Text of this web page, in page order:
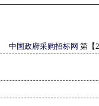
中国政府采购招标网 第【